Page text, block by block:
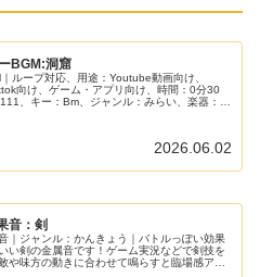
BGM:洞窟
ループ対応、用途：Youtube動画向け、
向け、ゲーム・アプリ向け、時間：0分30
、キー：Bm、ジャンル：みらい、楽器：シ
2026.06.02
音：剣
｜ジャンル：かんきょう｜バトルっぽい効果
い剣の金属音です！ゲーム実況などで剣技を
や味方の動きに合わせて鳴らすと臨場感アッ